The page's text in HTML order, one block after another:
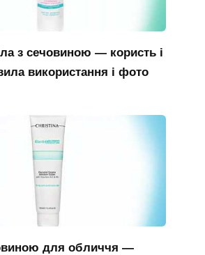
з сечовиною — користь і
використання і фото
для обличчя —